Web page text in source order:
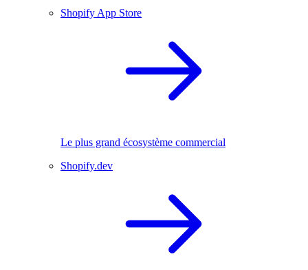
Shopify App Store
Le plus grand écosystème commercial
Shopify.dev